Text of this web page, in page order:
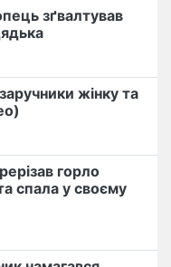
️зґвалтував
жінку та
горло
спала у своєму